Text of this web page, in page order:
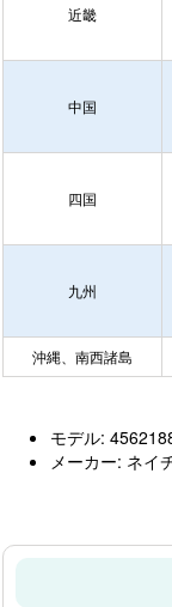
近畿
中国
四国
九州
沖縄、南西諸島
モデル:
メーカー: ネイ